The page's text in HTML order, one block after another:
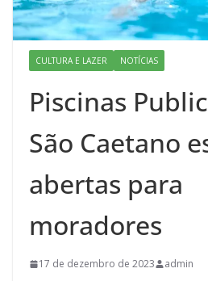
CULTURA E LAZER NOTÍCIAS
Piscinas
São Caetano
abertas para
moradores
17 de dezembro de 2023 admin